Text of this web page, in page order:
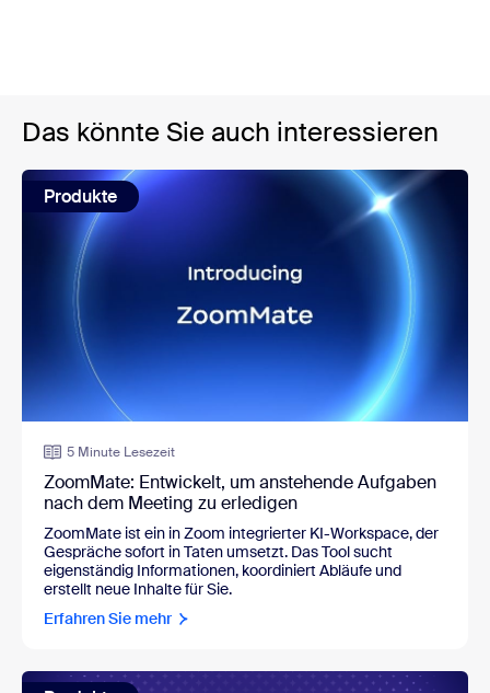
Das könnte Sie auch interessieren
Produkte
5 Minute Lesezeit
ZoomMate: Entwickelt, um anstehende Aufgaben
nach dem Meeting zu erledigen
ZoomMate ist ein in Zoom integrierter KI-Workspace, der
Gespräche sofort in Taten umsetzt. Das Tool sucht
eigenständig Informationen, koordiniert Abläufe und
erstellt neue Inhalte für Sie.
Erfahren Sie mehr